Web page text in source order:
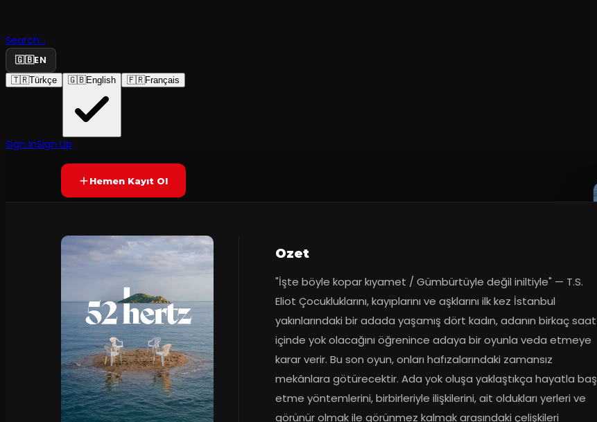
Search...
🇬🇧EN
🇹🇷Türkçe 🇬🇧English 🇫🇷Français
Sign InSign Up
52 hertz
hangardz
YAKINDA Yetersiz oy
Hemen Kayıt Ol
Ozet
"İşte böyle kopar kıyamet / Gümbürtüyle değil iniltiyle" — T.S.
Eliot Çocukluklarını, kayıplarını ve aşklarını ilk kez İstanbul
yakınlarındaki bir adada yaşamış dört kadın, adanın birkaç saat
içinde yok olacağını öğrenince adaya bir oyunla veda etmeye
karar verir. Bu son oyun, onları hafızalarındaki zamansız
mekânlara götürecektir. Ada yok oluşa yaklaştıkça hayatla baş
etme yöntemlerini, birbirleriyle ilişkilerini, ait oldukları yerleri ve
görünür olmak ile görünmez kalmak arasındaki çelişkileri